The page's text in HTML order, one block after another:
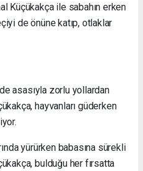
Küçükakça ile sabahın erken
de önüne katıp, otlaklar
asasıyla zorlu yollardan
hayvanları güderken
yürürken babasına sürekli
bulduğu her fırsatta